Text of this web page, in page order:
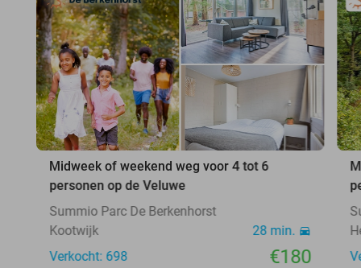
Midweek of weekend weg voor 4 tot 6
personen op de Veluwe
Summio Parc De Berkenhorst
Kootwijk
28 min.
Verkocht: 698
€180